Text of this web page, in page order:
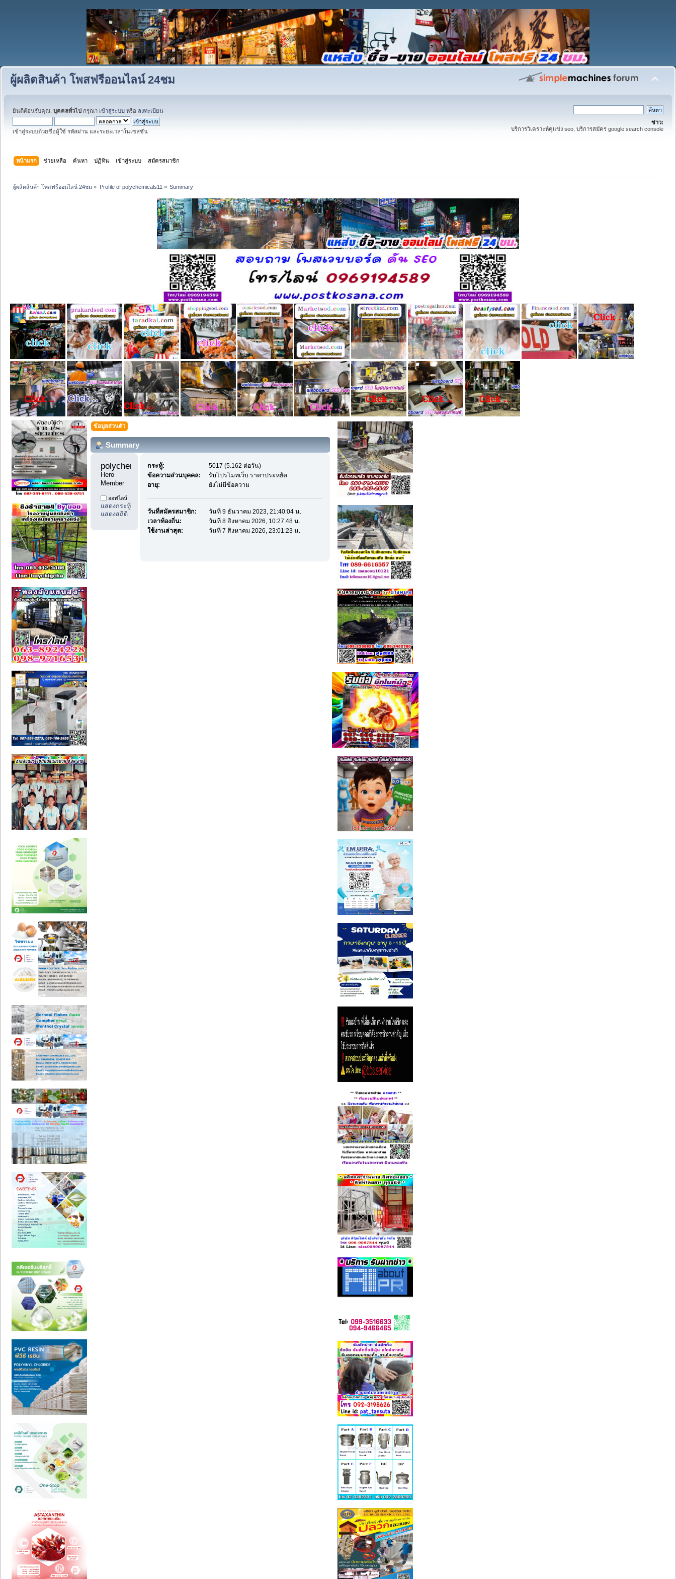
ผู้ผลิตสินค้า โพสฟรีออนไลน์ 24ชม
ยินดีต้อนรับคุณ, บุคคลทั่วไป กรุณา เข้าสู่ระบบ หรือ ลงทะเบียน
เข้าสู่ระบบด้วยชื่อผู้ใช้ รหัสผ่าน และระยะเวลาในเซสชั่น
ข่าว:
บริการวิเคราะห์คู่แข่ง seo, บริการสมัคร google search console
หน้าแรก ช่วยเหลือ ค้นหา ปฏิทิน เข้าสู่ระบบ สมัครสมาชิก
ผู้ผลิตสินค้า โพสฟรีออนไลน์ 24ชม » Profile of polychemicals11 » Summary
ข้อมูลส่วนตัว
Summary
polychemicals11
Hero
Member
ออฟไลน์
แสดงกระทู้
แสดงสถิติ
กระทู้:
5017 (5.162 ต่อวัน)
ข้อความส่วนบุคคล:
รับโปรโมทเว็บ ราคาประหยัด
อายุ:
ยังไม่มีข้อความ
วันที่สมัครสมาชิก:
วันที่ 9 ธันวาคม 2023, 21:40:04 น.
เวลาท้องถิ่น:
วันที่ 8 สิงหาคม 2026, 10:27:48 น.
ใช้งานล่าสุด:
วันที่ 7 สิงหาคม 2026, 23:01:23 น.